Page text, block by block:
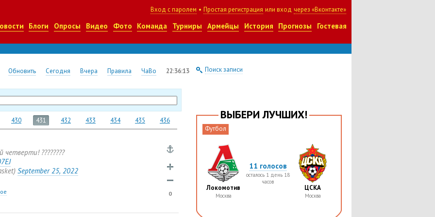
Вход с паролем • Простая регистрация или вход через «Вконтакте»
Блоги Опросы Видео Фото Команда Турниры Армейцы История Прогнозы Гостевая
Обновить Сегодня Вчера Правила ЧаВо 22:36:14 Поиск записи
430 431 432 433 434 435 436
четверти! ????????
September 25, 2022
0
ВЫБЕРИ ЛУЧШИХ!
Футбол
Локомотив
Москва
11 голосов
осталось 1 день 18
часов
ЦСКА
Москва